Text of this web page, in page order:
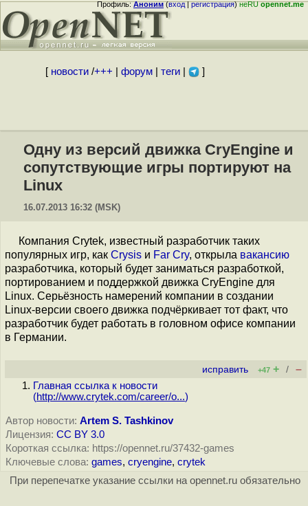
Профиль:Аноним(вход|регистрация)неRUopennet.me
[ новости/+++ форум| теги| ]
Одну из версий движка CryEngine и
сопутствующие игры портируют на
Linux
16.07.2013 16:32 (MSK)
Компания Crytek, известный разработчик таких
популярных игр, как Crysis и Far Cry, открыла вакансию
разработчика, который будет заниматься разработкой,
портированием и поддержкой движка CryEngine для
Linux. Серьёзность намерений компании в создании
Linux-версии своего движка подчёркивает тот факт, что
разработчик будет работать в головном офисе компании
в Германии.
исправить +47 + / –
Главная ссылка к новости
(http://www.crytek.com/career/o...)
Автор новости: Artem S. Tashkinov
Лицензия: CC BY 3.0
Короткая ссылка: https://opennet.ru/37432-games
Ключевые слова: games, cryengine, crytek
При перепечатке указание ссылки на opennet.ru обязательно